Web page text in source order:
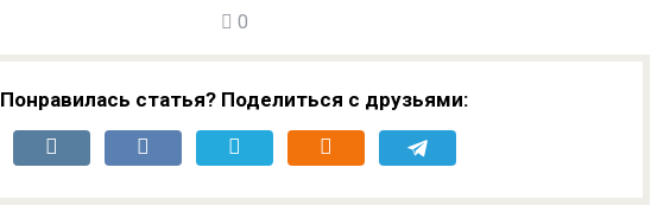
0
Понравилась статья? Поделиться с друзьями: